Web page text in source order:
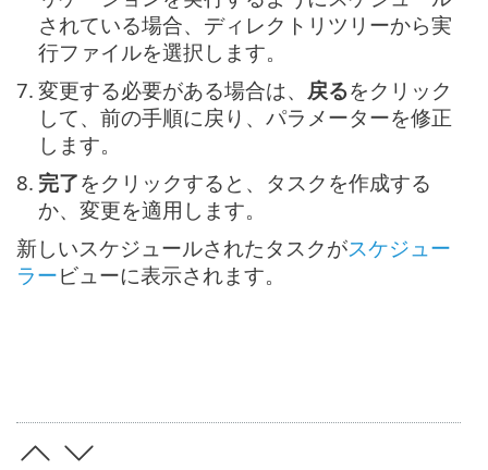
されている場合、ディレクトリツリーから実
行ファイルを選択します。
7. 変更する必要がある場合は、 戻るをクリック
して、前の手順に戻り、パラメーターを修正
します。
8. 完了をクリックすると、タスクを作成する
か、変更を適用します。
新しいスケジュールされたタスクがスケジュー
ラービューに表示されます。